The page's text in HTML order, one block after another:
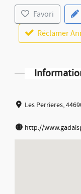
Favori
Réclamer
Les Perrieres,
http://